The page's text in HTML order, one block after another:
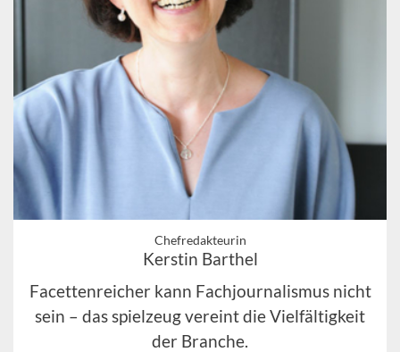
Chefredakteurin
Kerstin Barthel
Facettenreicher kann Fachjournalismus nicht
sein – das spielzeug vereint die Vielfältigkeit
der Branche.